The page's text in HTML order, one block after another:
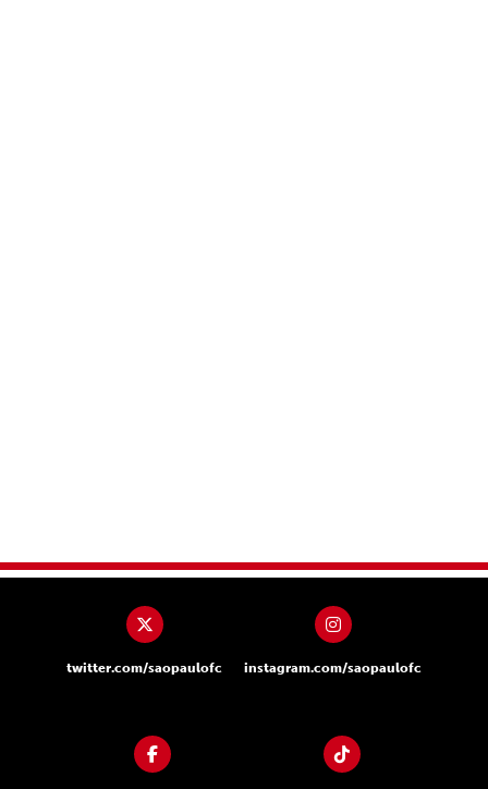
twitter.com/saopaulofc instagram.com/saopaulofc